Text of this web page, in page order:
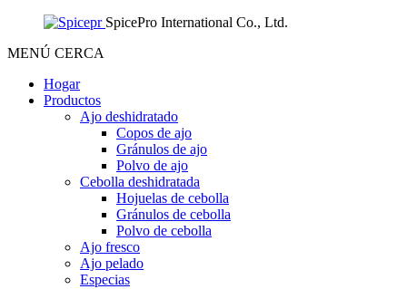
SpicePro International Co., Ltd.
MENÚ CERCA
Hogar
Productos
Ajo deshidratado
Copos de ajo
Gránulos de ajo
Polvo de ajo
Cebolla deshidratada
Hojuelas de cebolla
Gránulos de cebolla
Polvo de cebolla
Ajo fresco
Ajo pelado
Especias